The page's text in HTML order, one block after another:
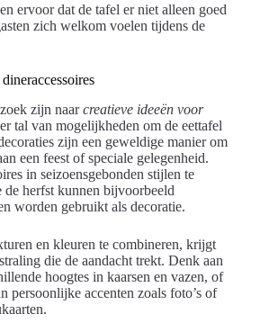
ervoor dat de tafel er niet alleen goed
zich welkom voelen tijdens de
zijn naarcreatieve ideeën voor
tal van mogelijkheden om de eettafel
zijn een geweldige manier om
een feest of speciale gelegenheid.
in seizoensgebonden stijlen te
de herfst kunnen bijvoorbeeld
worden gebruikt als decoratie.
en kleuren te combineren, krijgt
die de aandacht trekt. Denk aan
hoogtes in kaarsen en vazen, of
persoonlijke accenten zoals foto’s of